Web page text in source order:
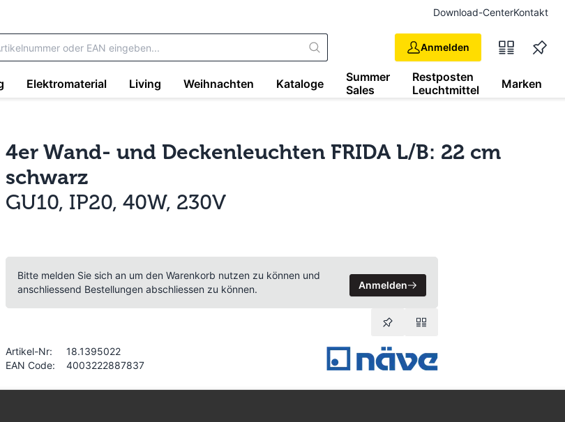
Download-CenterKontakt
Anmelden
Elektromaterial Living Weihnachten Kataloge
Summer
Sales
Restposten
Leuchtmittel
Marken
4er Wand- und Deckenleuchten FRIDA L/B: 22 cm
schwarz
GU10, IP20, 40W, 230V
Bitte melden Sie sich an um den Warenkorb nutzen zu können und
anschliessend Bestellungen abschliessen zu können.
Anmelden
Artikel-Nr:
18.1395022
EAN Code:
4003222887837